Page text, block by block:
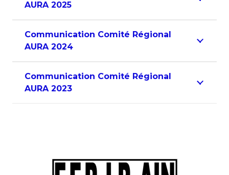
AURA 2025
Communication Comité Régional
AURA 2024
Communication Comité Régional
AURA 2023